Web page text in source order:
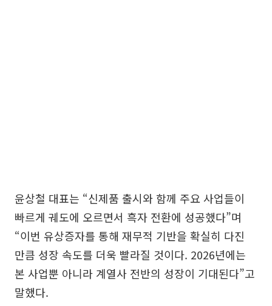
윤상철 대표는 “신제품 출시와 함께 주요 사업들이
빠르게 궤도에 오르면서 흑자 전환에 성공했다”며
“이번 유상증자를 통해 재무적 기반을 확실히 다진
만큼 성장 속도를 더욱 빨라질 것이다. 2026년에는
본 사업뿐 아니라 계열사 전반의 성장이 기대된다”고
말했다.